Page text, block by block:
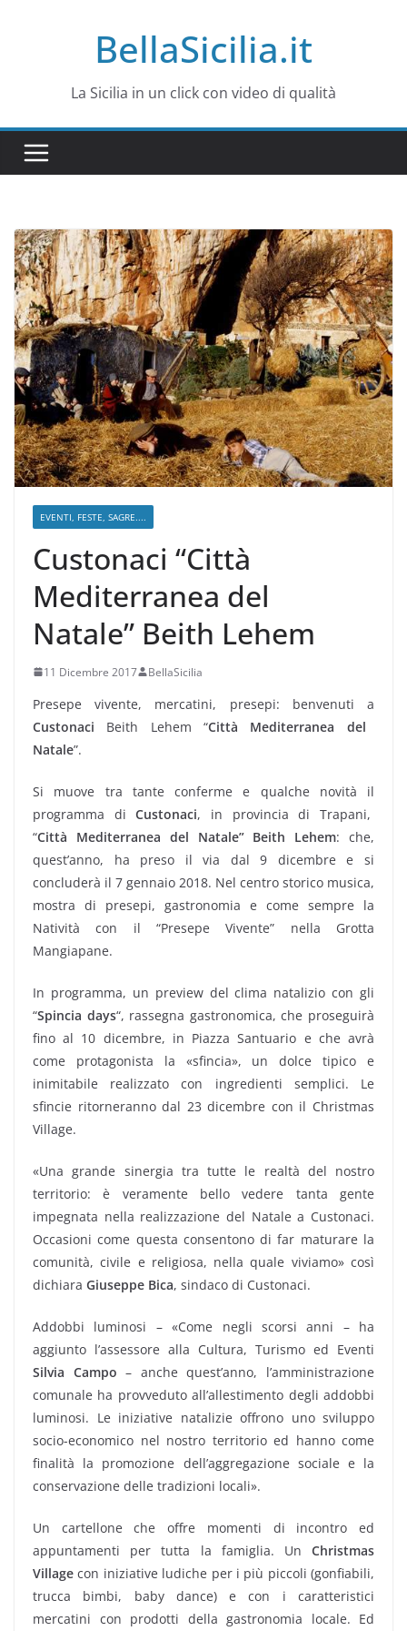
BellaSicilia.it
La Sicilia in un click con video di qualità
EVENTI, FESTE, SAGRE....
Custonaci “Città
Mediterranea del
Natale” Beith Lehem
11 Dicembre 2017 BellaSicilia
Presepe vivente, mercatini, presepi: benvenuti a
Custonaci Beith Lehem “Città Mediterranea del
Natale”.
Si muove tra tante conferme e qualche novità il
programma diCustonaci, in provincia di Trapani,
“Città Mediterranea del Natale” Beith Lehem: che,
quest’anno, ha preso il via dal 9 dicembre e si
concluderà il 7 gennaio 2018. Nel centro storico musica,
mostra di presepi, gastronomia e come sempre la
Natività con il “Presepe Vivente” nella Grotta
Mangiapane.
In programma, un preview del clima natalizio con gli
“Spincia days“, rassegna gastronomica, che proseguirà
fino al 10 dicembre, in Piazza Santuario e che avrà
come protagonista la «sfincia», un dolce tipico e
inimitabile realizzato con ingredienti semplici. Le
sfincie ritorneranno dal 23 dicembre con il Christmas
Village.
«Una grande sinergia tra tutte le realtà del nostro
territorio: è veramente bello vedere tanta gente
impegnata nella realizzazione del Natale a Custonaci.
Occasioni come questa consentono di far maturare la
comunità, civile e religiosa, nella quale viviamo» così
dichiara Giuseppe Bica, sindaco di Custonaci.
Addobbi luminosi – «Come negli scorsi anni – ha
aggiunto l’assessore alla Cultura, Turismo ed Eventi
Silvia Campo – anche quest’anno, l’amministrazione
comunale ha provveduto all’allestimento degli addobbi
luminosi. Le iniziative natalizie offrono uno sviluppo
socio-economico nel nostro territorio ed hanno come
finalità la promozione dell’aggregazione sociale e la
conservazione delle tradizioni locali».
Un cartellone che offre momenti di incontro ed
appuntamenti per tutta la famiglia. Un Christmas
Village con iniziative ludiche per i più piccoli (gonfiabili,
trucca bimbi, baby dance) e con i caratteristici
mercatini con prodotti della gastronomia locale. Ed